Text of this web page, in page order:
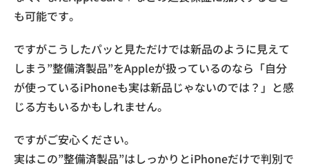
も可能です。
ですがこうしたパッと見ただけでは新品のように見えて
しまう”整備済製品”をAppleが扱っているのなら「自分
が使っているiPhoneも実は新品じゃないのでは？」と感
じる方もいるかもしれません。
ですがご安心ください。
実はこの”整備済製品”はしっかりとiPhoneだけで判別で